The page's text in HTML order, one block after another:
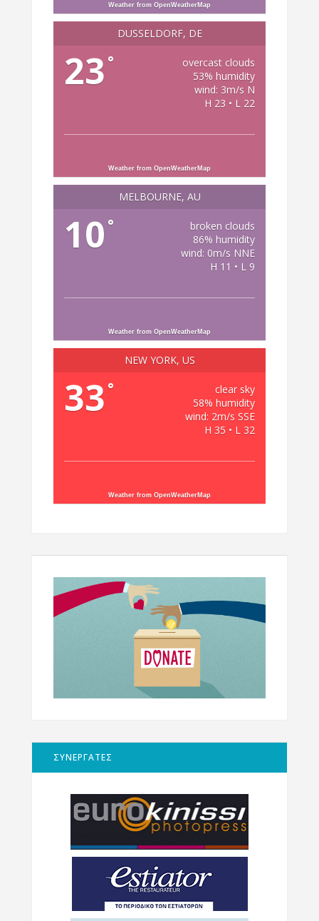
Weather from OpenWeatherMap
DÜSSELDORF, DE
23 °
overcast clouds
53% humidity
wind: 3m/s N
H 23 • L 22
Weather from OpenWeatherMap
MELBOURNE, AU
10 °
broken clouds
86% humidity
wind: 0m/s NNE
H 11 • L 9
Weather from OpenWeatherMap
NEW YORK, US
33 °
clear sky
58% humidity
wind: 2m/s SSE
H 35 • L 32
Weather from OpenWeatherMap
ΣΥΝΕΡΓΑΤΕΣ